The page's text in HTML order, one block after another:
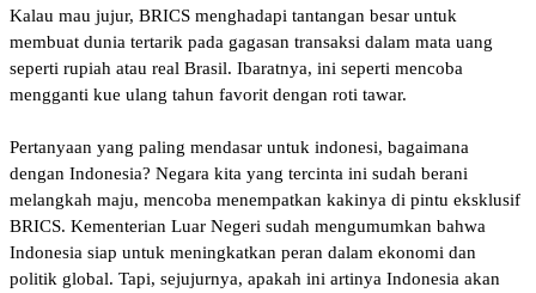
Kalau mau jujur, BRICS menghadapi tantangan besar untuk
membuat dunia tertarik pada gagasan transaksi dalam mata uang
seperti rupiah atau real Brasil. Ibaratnya, ini seperti mencoba
mengganti kue ulang tahun favorit dengan roti tawar.
Pertanyaan yang paling mendasar untuk indonesi, bagaimana
dengan Indonesia? Negara kita yang tercinta ini sudah berani
melangkah maju, mencoba menempatkan kakinya di pintu eksklusif
BRICS. Kementerian Luar Negeri sudah mengumumkan bahwa
Indonesia siap untuk meningkatkan peran dalam ekonomi dan
politik global. Tapi, sejujurnya, apakah ini artinya Indonesia akan